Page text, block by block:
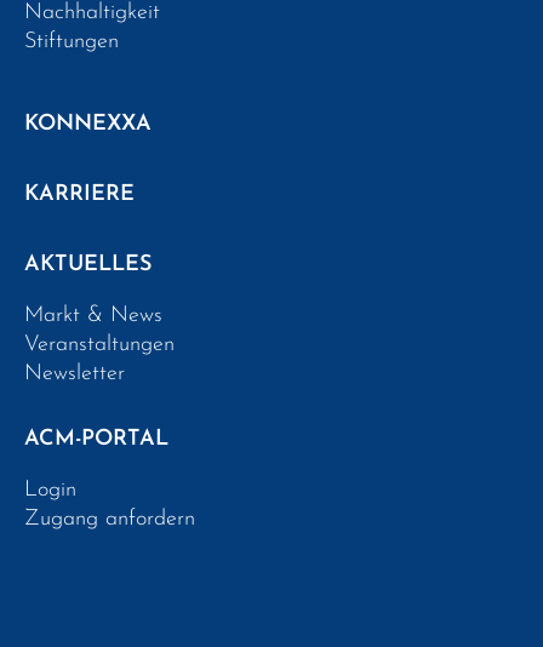
Nachhaltigkeit
Stiftungen
KONNEXXA
KARRIERE
AKTUELLES
Markt & News
Veranstaltungen
Newsletter
ACM-PORTAL
Login
Zugang anfordern